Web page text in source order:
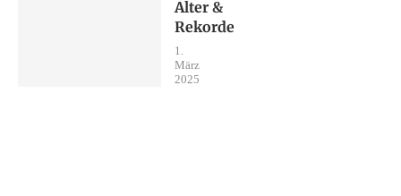
Alter &
Rekorde
1.
März
2025